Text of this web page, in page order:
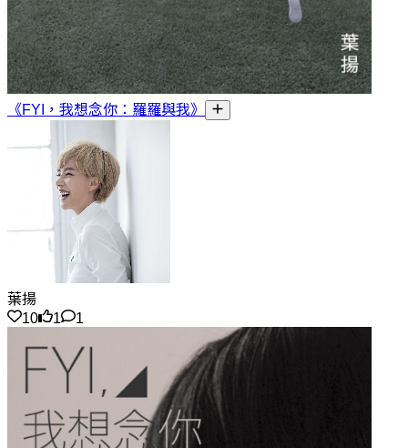
《FYI，我想念你：羅羅與我》
葉揚
10
1 1